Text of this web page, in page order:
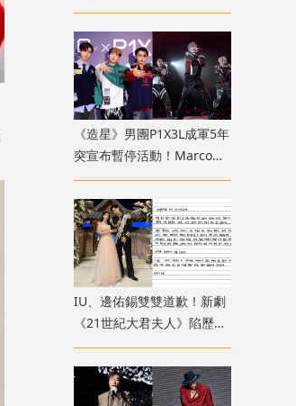
問、橋本愛心痛家鄉受災
《造星》男團P1X3L成軍5年
突宣布暫停活動！Marco遭
官網除名？歌迷質疑形同解
散
IU、邊佑錫雙雙道歉！新劇
《21世紀大君夫人》陷歷史
政治爭議 掀韓國網民怒罵